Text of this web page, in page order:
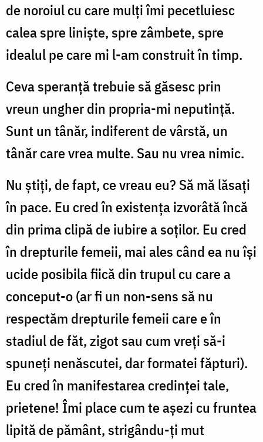
de noroiul cu care mulţi îmi pecetluiesc
calea spre linişte, spre zâmbete, spre
idealul pe care mi l-am construit în timp.
Ceva speranţă trebuie să găsesc prin
vreun ungher din propria-mi neputinţă.
Sunt un tânăr, indiferent de vârstă, un
tânăr care vrea multe. Sau nu vrea nimic.
Nu ştiţi, de fapt, ce vreau eu? Să mă lăsaţi
în pace. Eu cred în existenţa izvorâtă încă
din prima clipă de iubire a soţilor. Eu cred
în drepturile femeii, mai ales când ea nu îşi
ucide posibila fiică din trupul cu care a
conceput-o (ar fi un non-sens să nu
respectăm drepturile femeii care e în
stadiul de făt, zigot sau cum vreţi să-i
spuneţi nenăscutei, dar formatei făpturi).
Eu cred în manifestarea credinţei tale,
prietene! Îmi place cum te aşezi cu fruntea
lipită de pământ, strigându-ţi mut